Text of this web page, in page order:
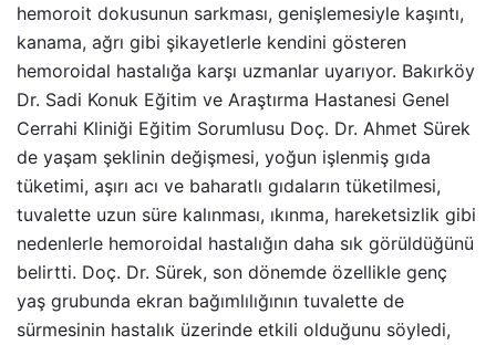
hemoroit dokusunun sarkması, genişlemesiyle kaşıntı,
kanama, ağrı gibi şikayetlerle kendini gösteren
hemoroidal hastalığa karşı uzmanlar uyarıyor. Bakırköy
Dr. Sadi Konuk Eğitim ve Araştırma Hastanesi Genel
Cerrahi Kliniği Eğitim Sorumlusu Doç. Dr. Ahmet Sürek
de yaşam şeklinin değişmesi, yoğun işlenmiş gıda
tüketimi, aşırı acı ve baharatlı gıdaların tüketilmesi,
tuvalette uzun süre kalınması, ıkınma, hareketsizlik gibi
nedenlerle hemoroidal hastalığın daha sık görüldüğünü
belirtti. Doç. Dr. Sürek, son dönemde özellikle genç
yaş grubunda ekran bağımlılığının tuvalette de
sürmesinin hastalık üzerinde etkili olduğunu söyledi,